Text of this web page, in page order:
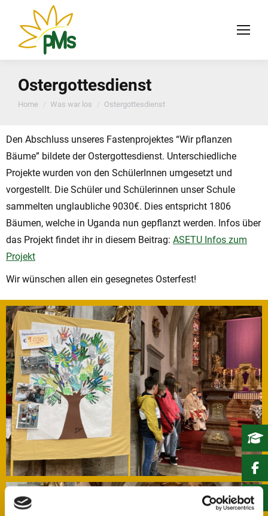
Ostergottesdienst
You are here:
Home Was war los Ostergottesdienst
Den Abschluss unseres Fastenprojektes “Wir pflanzen
Bäume” bildete der Ostergottesdienst. Unterschiedliche
Projekte wurden von den SchülerInnen umgesetzt und
vorgestellt. Die Schüler und Schülerinnen unser Schule
sammelten unglaubliche 9030€. Dies entspricht 1806
Bäumen, welche in Uganda nun gepflanzt werden. Infos über
das Projekt findet ihr in diesem Beitrag: ASETU Infos zum
Projekt
Wir wünschen allen ein gesegnetes Osterfest!